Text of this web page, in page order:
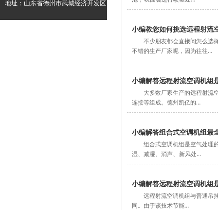
地址：山东省德州市武城经济开发区
小编教您如何挑选远程射流
不少朋友都会直接问怎么选
不错的生产厂家呢，因为往往…
小编解答远程射流空调机组
大多数厂家生产的远程射流
连接等组成。德州凯亿的…
小编解答组合式空调机组最
组合式空调机组是空气处理
湿、减湿、消声、 新风处…
小编解答远程射流空调机组
远程射流空调机组​与普通吊
同。由于该技术节能…